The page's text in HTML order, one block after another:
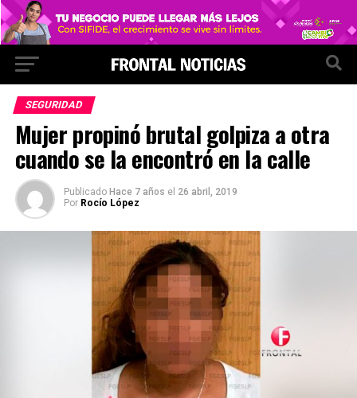
SEGURIDAD
Mujer propinó brutal golpiza a otra
cuando se la encontró en la calle
Publicado Hace 7 años el 26 abril, 2019
Por Rocío López